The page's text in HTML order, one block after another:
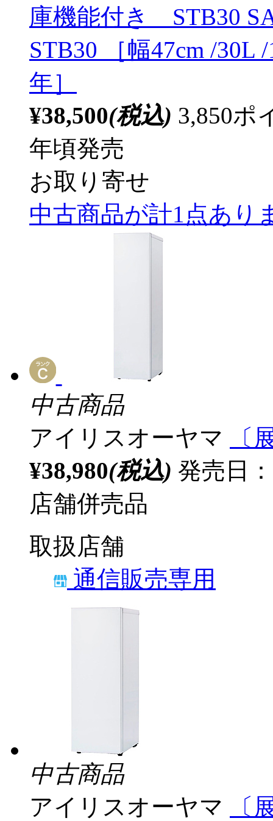
庫機能付き STB30
STB30 ［幅47cm /30L
年］
¥38,500(税込) 3,850ポ
年頃発売
お取り寄せ
中古商品が計1点あり
中古商品
アイリスオーヤマ
〔
¥38,980(税込) 発売日
店舗併売品
取扱店舗
通信販売専用
中古商品
アイリスオーヤマ
〔